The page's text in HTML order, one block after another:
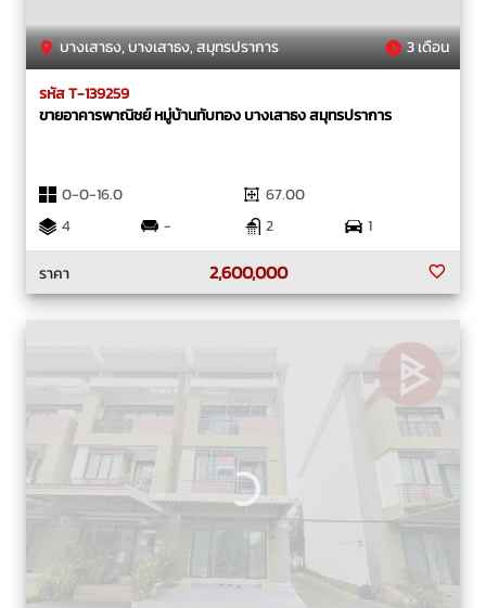
บางเสาธง, บางเสาธง, สมุทรปราการ 3 เดือน
รหัส T-139259
ขายอาคารพาณิชย์ หมู่บ้านทับทอง บางเสาธง สมุทรปราการ
0-0-16.0
67.00
4
- 2
1
ราคา
2,600,000